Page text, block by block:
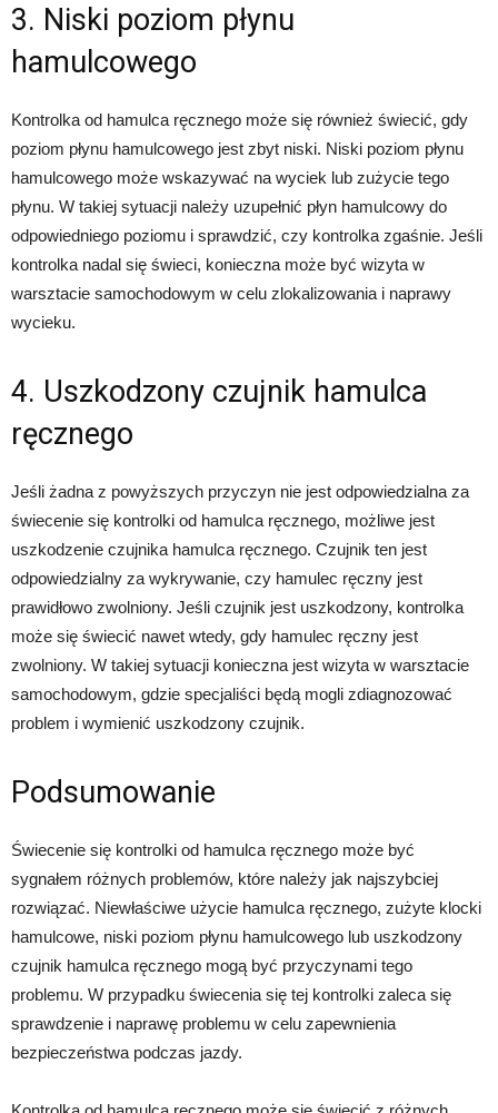
3. Niski poziom płynu
hamulcowego
Kontrolka od hamulca ręcznego może się również świecić, gdy
poziom płynu hamulcowego jest zbyt niski. Niski poziom płynu
hamulcowego może wskazywać na wyciek lub zużycie tego
płynu. W takiej sytuacji należy uzupełnić płyn hamulcowy do
odpowiedniego poziomu i sprawdzić, czy kontrolka zgaśnie. Jeśli
kontrolka nadal się świeci, konieczna może być wizyta w
warsztacie samochodowym w celu zlokalizowania i naprawy
wycieku.
4. Uszkodzony czujnik hamulca
ręcznego
Jeśli żadna z powyższych przyczyn nie jest odpowiedzialna za
świecenie się kontrolki od hamulca ręcznego, możliwe jest
uszkodzenie czujnika hamulca ręcznego. Czujnik ten jest
odpowiedzialny za wykrywanie, czy hamulec ręczny jest
prawidłowo zwolniony. Jeśli czujnik jest uszkodzony, kontrolka
może się świecić nawet wtedy, gdy hamulec ręczny jest
zwolniony. W takiej sytuacji konieczna jest wizyta w warsztacie
samochodowym, gdzie specjaliści będą mogli zdiagnozować
problem i wymienić uszkodzony czujnik.
Podsumowanie
Świecenie się kontrolki od hamulca ręcznego może być
sygnałem różnych problemów, które należy jak najszybciej
rozwiązać. Niewłaściwe użycie hamulca ręcznego, zużyte klocki
hamulcowe, niski poziom płynu hamulcowego lub uszkodzony
czujnik hamulca ręcznego mogą być przyczynami tego
problemu. W przypadku świecenia się tej kontrolki zaleca się
sprawdzenie i naprawę problemu w celu zapewnienia
bezpieczeństwa podczas jazdy.